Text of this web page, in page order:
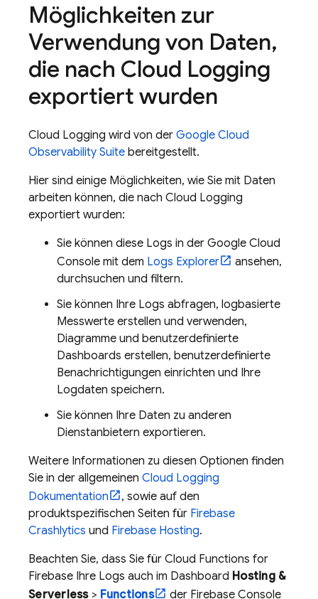
Möglichkeiten zur
Verwendung von Daten,
die nach Cloud Logging
exportiert wurden
Cloud Logging wird von der Google Cloud
Observability Suite bereitgestellt.
Hier sind einige Möglichkeiten, wie Sie mit Daten
arbeiten können, die nach Cloud Logging
exportiert wurden:
Sie können diese Logs in der Google Cloud
Console mit dem Logs Explorer
ansehen,
durchsuchen und filtern.
Sie können Ihre Logs abfragen, logbasierte
Messwerte erstellen und verwenden,
Diagramme und benutzerdefinierte
Dashboards erstellen, benutzerdefinierte
Benachrichtigungen einrichten und Ihre
Logdaten speichern.
Sie können Ihre Daten zu anderen
Dienstanbietern exportieren.
Weitere Informationen zu diesen Optionen finden
Sie in der allgemeinen Cloud Logging
Dokumentation
, sowie auf den
produktspezifischen Seiten für Firebase
Crashlytics und Firebase Hosting.
Beachten Sie, dass Sie für Cloud Functions for
Firebase Ihre Logs auch im Dashboard Hosting &
Serverless> Functions der FirebaseConsole